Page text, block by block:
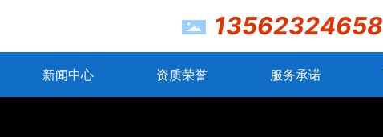
13562324658
新闻中心 资质荣誉 服务承诺